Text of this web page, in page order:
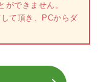
できません。
て頂き、PCからダ